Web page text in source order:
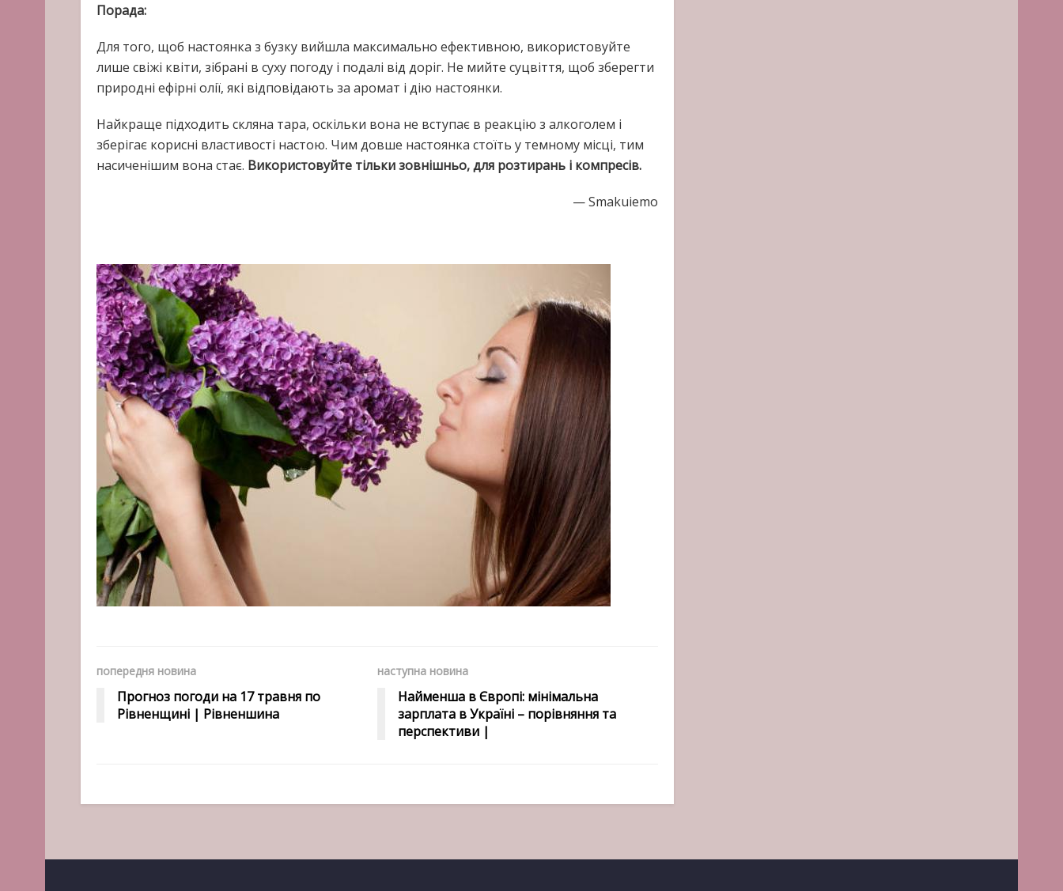
Порада:
Для того, щоб настоянка з бузку вийшла максимально ефективною, використовуйте
лише свіжі квіти, зібрані в суху погоду і подалі від доріг. Не мийте суцвіття, щоб зберегти
природні ефірні олії, які відповідають за аромат і дію настоянки.
Найкраще підходить скляна тара, оскільки вона не вступає в реакцію з алкоголем і
зберігає корисні властивості настою. Чим довше настоянка стоїть у темному місці, тим
насиченішим вона стає. Використовуйте тільки зовнішньо, для розтирань і компресів.
— Smakuiemo
попередня новина
Прогноз погоди на 17 травня по
Рівненщині | Рівненшина
наступна новина
Найменша в Європі: мінімальна
зарплата в Україні – порівняння та
перспективи |